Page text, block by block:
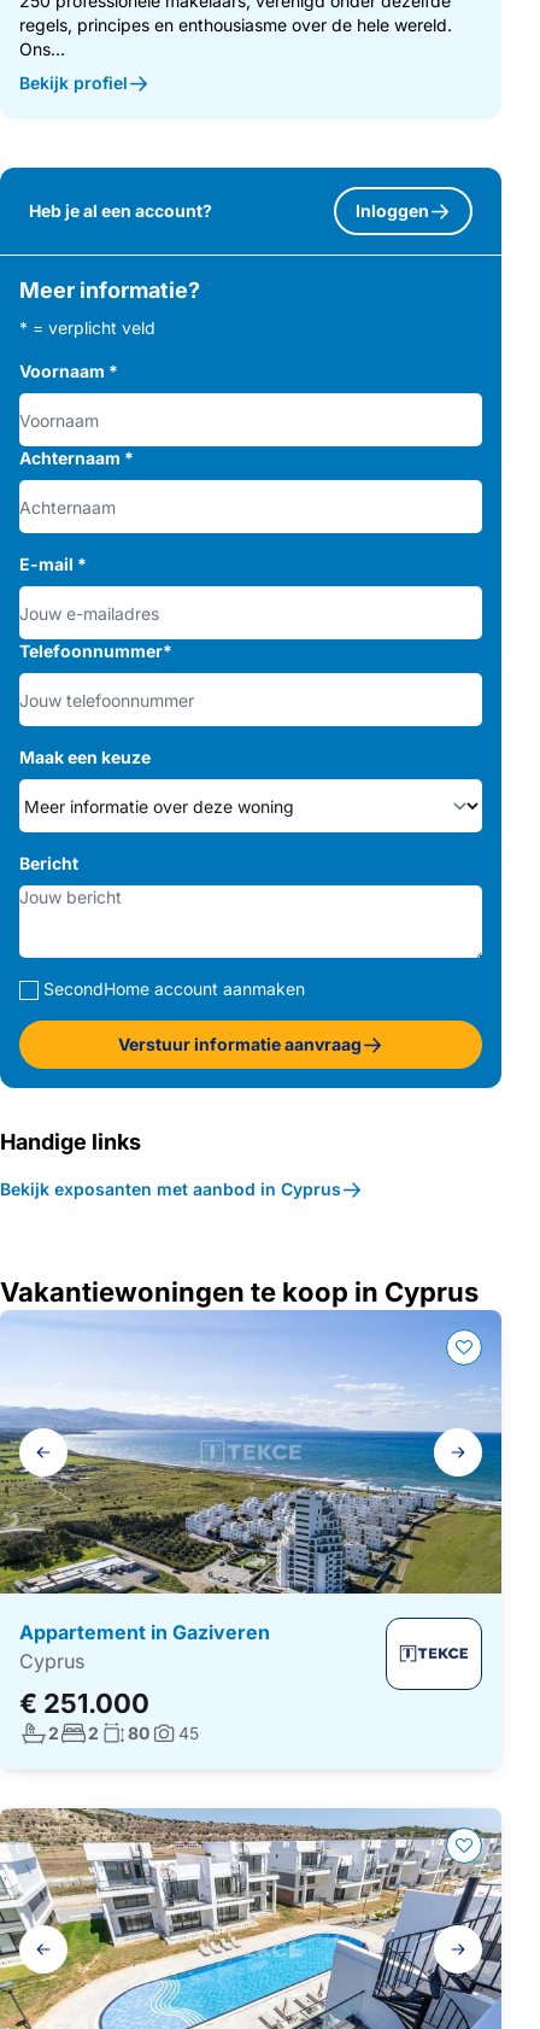
regels, principes en enthousiasme over de hele wereld.
Ons...
Bekijk profiel
Heb je al een account? Inloggen
Meer informatie?
* = verplicht veld
Voornaam *
Achternaam *
E-mail *
Telefoonnummer*
Maak een keuze
Bericht
SecondHome account aanmaken
Verstuur informatie aanvraag
Handige links
Bekijk exposanten met aanbod in Cyprus
Vakantiewoningen te koop in Cyprus
Galerij
navigatie
Appartement in Gaziveren
Cyprus
€ 251.000
Aantal badkamers:
2Aantal slaapkamers:
2 Woonoppervlakte:
80Foto's:
45
Galerij
navigatie